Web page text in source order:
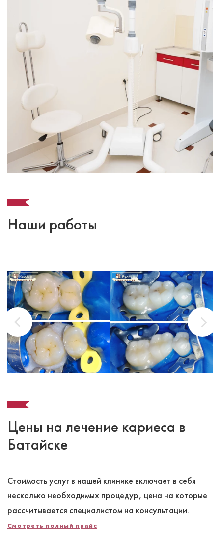
Наши работы
Цены на лечение кариеса в
Батайске
Стоимость услуг в нашей клинике включает в себя
несколько необходимых процедур, цена на которые
рассчитывается специалистом на консультации.
Смотреть полный прайс